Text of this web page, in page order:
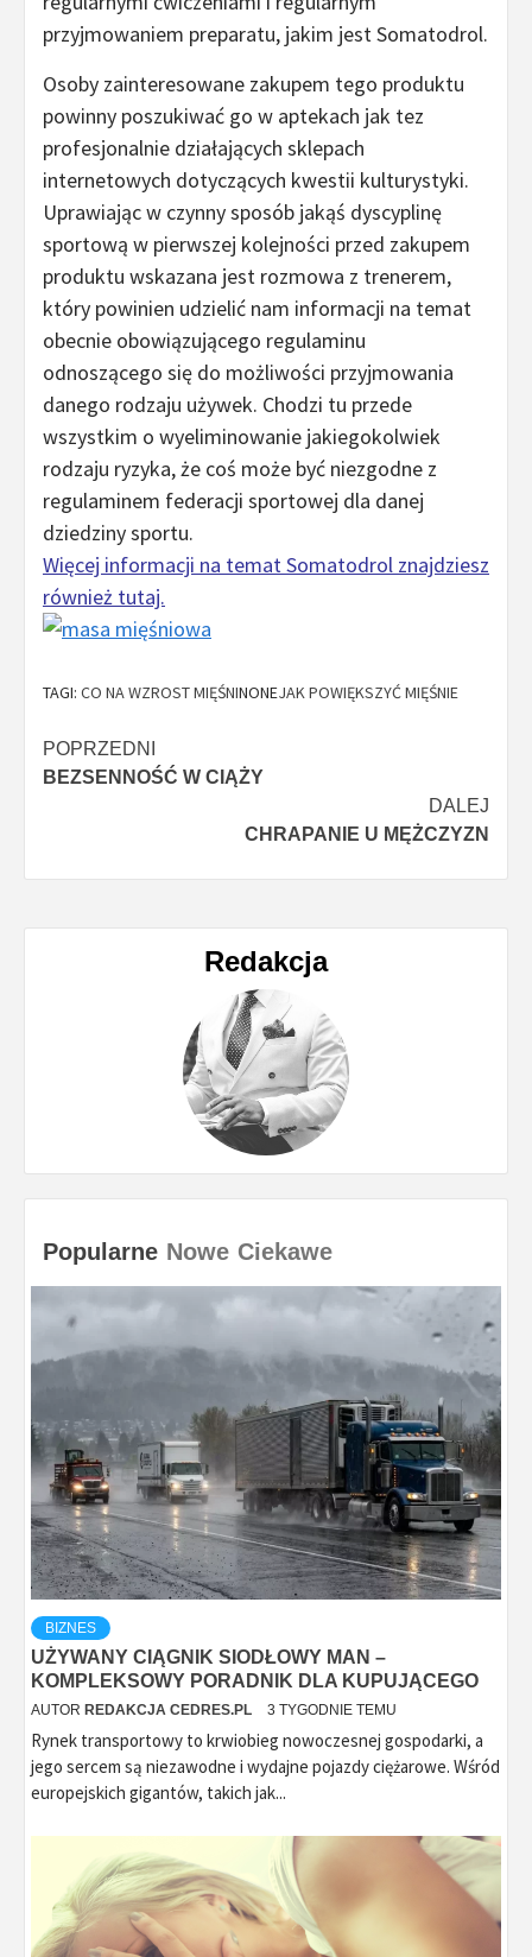
przyjmowaniem preparatu, jakim jest Somatodrol.
Osoby zainteresowane zakupem tego produktu
powinny poszukiwać go w aptekach jak tez
profesjonalnie działających sklepach
internetowych dotyczących kwestii kulturystyki.
Uprawiając w czynny sposób jakąś dyscyplinę
sportową w pierwszej kolejności przed zakupem
produktu wskazana jest rozmowa z trenerem,
który powinien udzielić nam informacji na temat
obecnie obowiązującego regulaminu
odnoszącego się do możliwości przyjmowania
danego rodzaju używek. Chodzi tu przede
wszystkim o wyeliminowanie jakiegokolwiek
rodzaju ryzyka, że coś może być niezgodne z
regulaminem federacji sportowej dla danej
dziedziny sportu.
Więcej informacji na temat Somatodrol znajdziesz
również tutaj.
TAGI: CO NA WZROST MIĘŚNINONEJAK POWIĘKSZYĆ MIĘŚNIE
Nawigacja
wpisu
POPRZEDNI
BEZSENNOŚĆ W CIĄŻY
DALEJ
CHRAPANIE U MĘŻCZYZN
Redakcja
Popularne Nowe Ciekawe
BIZNES
UŻYWANY CIĄGNIK SIODŁOWY MAN –
KOMPLEKSOWY PORADNIK DLA KUPUJĄCEGO
AUTOR REDAKCJA CEDRES.PL 3 TYGODNIE TEMU
Rynek transportowy to krwiobieg nowoczesnej gospodarki, a
jego sercem są niezawodne i wydajne pojazdy ciężarowe. Wśród
europejskich gigantów, takich jak...